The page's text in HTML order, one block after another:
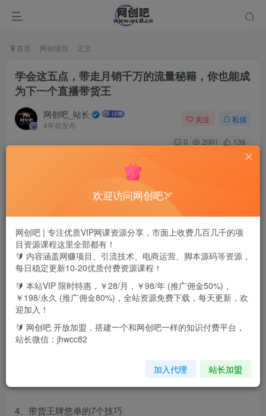
首页 网创项目 正文
学会这五点，带走月销千万的流量秘籍，你也能成
为下一个直播带货王
网创吧_站长
4年前发布
关注 私信
0 2001 139
直播带货王是如何炼成的：
1、开通直播的门槛:人货场
4、带货王牌悠单的7个技巧
欢迎访问网创吧🏹
网创吧 | 专注优质VIP网课资源分享，市面上收费几百几千的项
目资源课程这里全部都有！
🔰 内容涵盖网赚项目、引流技术、电商运营、脚本源码等资源，
每日稳定更新10-20优质付费资源课程！
🔰 本站VIP 限时特惠，￥28/月，￥98/年 (推广佣金50%)，
￥198/永久 (推广佣金80%)，全站资源免费下载，每天更新，欢
迎加入！
🔰 网创吧 开放加盟，搭建一个和网创吧一样的知识付费平台，
站长微信：jhwcc82
加入代理 站长加盟